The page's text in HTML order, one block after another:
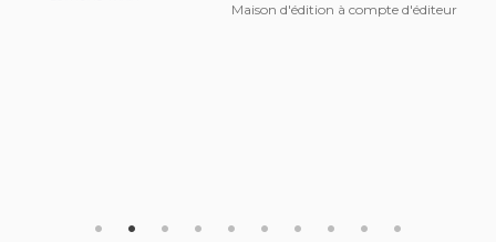
Maison d'édition à compte d'éditeur